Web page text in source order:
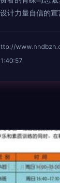
计力量自信的宣